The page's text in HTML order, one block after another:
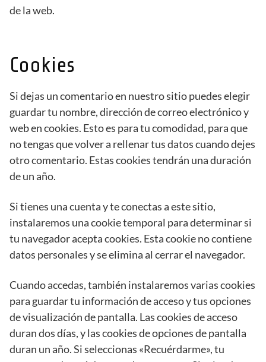
de la web.
Cookies
Si dejas un comentario en nuestro sitio puedes elegir
guardar tu nombre, dirección de correo electrónico y
web en cookies. Esto es para tu comodidad, para que
no tengas que volver a rellenar tus datos cuando dejes
otro comentario. Estas cookies tendrán una duración
de un año.
Si tienes una cuenta y te conectas a este sitio,
instalaremos una cookie temporal para determinar si
tu navegador acepta cookies. Esta cookie no contiene
datos personales y se elimina al cerrar el navegador.
Cuando accedas, también instalaremos varias cookies
para guardar tu información de acceso y tus opciones
de visualización de pantalla. Las cookies de acceso
duran dos días, y las cookies de opciones de pantalla
duran un año. Si seleccionas «Recuérdarme», tu